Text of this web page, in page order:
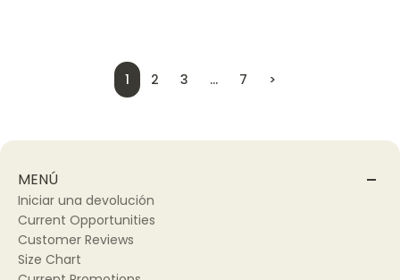
1 2 3 … 7 >
MENÚ
Iniciar una devolución
Current Opportunities
Customer Reviews
Size Chart